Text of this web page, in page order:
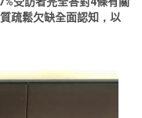
疏鬆欠缺全面認知，以